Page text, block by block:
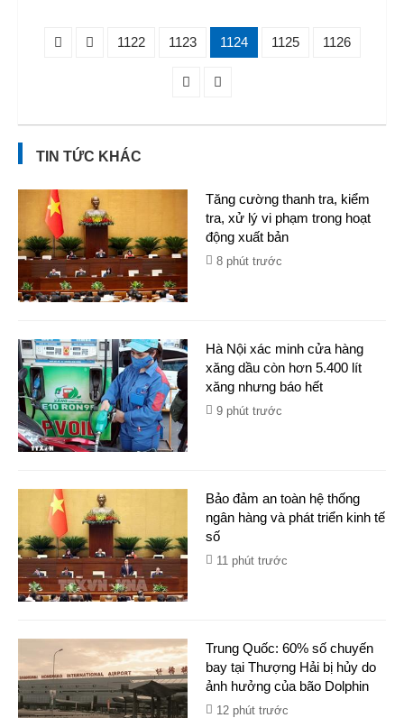
1122 1123 1124 1125 1126
TIN TỨC KHÁC
Tăng cường thanh tra, kiểm
tra, xử lý vi phạm trong hoạt
động xuất bản
8 phút trước
Hà Nội xác minh cửa hàng
xăng dầu còn hơn 5.400 lít
xăng nhưng báo hết
9 phút trước
Bảo đảm an toàn hệ thống
ngân hàng và phát triển kinh tế
số
11 phút trước
Trung Quốc: 60% số chuyến
bay tại Thượng Hải bị hủy do
ảnh hưởng của bão Dolphin
12 phút trước